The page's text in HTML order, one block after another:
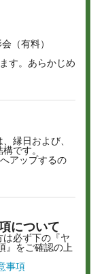
（有料）
す。あらかじめ
縁日および、
です。
アップするの
について
必ず下の『ヤ
』をご確認の上
事項